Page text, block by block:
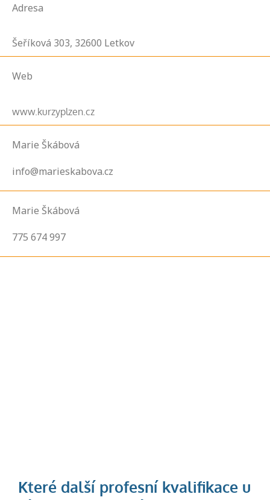
Adresa
Šeříková 303, 32600 Letkov
Web
www.kurzyplzen.cz
Marie Škábová
info@marieskabova.cz
Marie Škábová
775 674 997